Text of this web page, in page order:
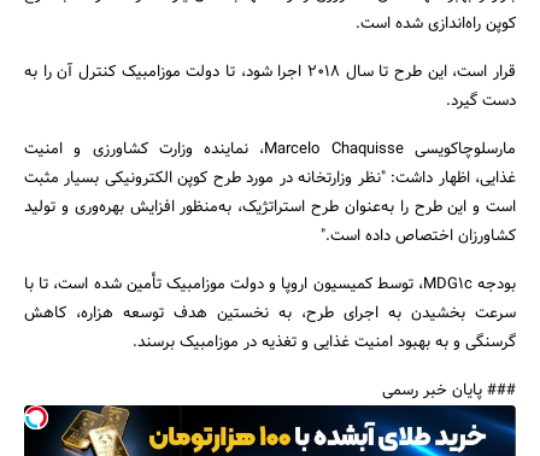
کوپن راه‌اندازی شده است.
قرار است، این طرح تا سال 2018 اجرا شود، تا دولت موزامبیک کنترل آن را به
دست گیرد.
مارسلوچاکویسی Marcelo Chaquisse، نماینده وزارت کشاورزی و امنیت
غذایی، اظهار داشت: "نظر وزارتخانه در مورد طرح کوپن الکترونیکی بسیار مثبت
است و این طرح را به‌عنوان طرح استراتژیک، به‌منظور افزایش بهره‌وری و تولید
کشاورزان اختصاص داده است."
بودجه MDG1c، توسط کمیسیون اروپا و دولت موزامبیک تأمین شده است، تا با
سرعت بخشیدن به اجرای طرح،‌ به نخستین هدف توسعه هزاره، کاهش
گرسنگی و به بهبود امنیت غذایی و تغذیه در موزامبیک برسند.
### پایان خبر رسمی